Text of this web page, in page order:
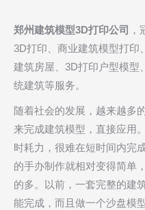
郑州建筑模型3D打印公司
3D打印、商业建筑模型打印
建筑房屋、3D打印户型模型
统建筑等服务。
随着社会的发展，越来越多
来完成建筑模型，直接应用
时耗力，很难在短时间内完
的手办制作就相对变得简单
的多。以前，一套完整的建
能完成，而且做一个沙盘模